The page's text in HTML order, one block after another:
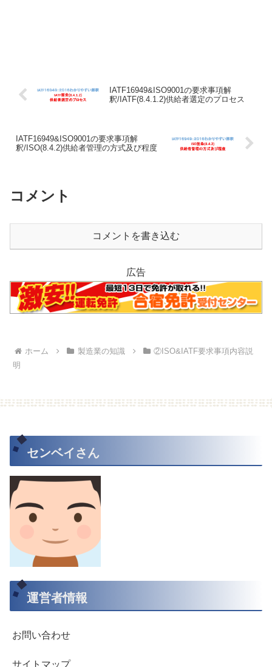
IATF16949&ISO9001の要求事項解
釈/IATF(8.4.1.2)供給者選定のプロセス
IATF16949&ISO9001の要求事項解
釈/ISO(8.4.2)供給者管理の方式及び程度
コメント
コメントを書き込む
広告
ホーム 製造業の知識
②ISO&IATF要求事項内容説
明
センベイさん
運営者情報
お問い合わせ
サイトマップ